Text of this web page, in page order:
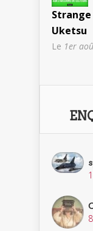
Uketsu
Le 1er